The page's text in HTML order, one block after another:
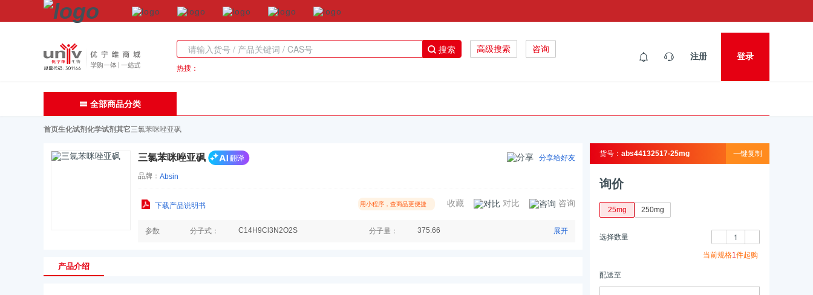
搜索 高级搜索 咨询
热搜：
注册 登录
全部商品分类
首页生化试剂化学试剂其它三氯苯咪唑亚砜
三氯苯咪唑亚砜 分享给好友
品牌： Absin
下载产品说明书 用小程序，查商品更便捷 收藏 对比 咨询
参数 分子式： C14H9Cl3N2O2S 分子量： 375.66 展开
产品介绍
货号： abs44132517-25mg 一键复制
询价
25mg 250mg
选择数量
当前规格1件起购
配送至